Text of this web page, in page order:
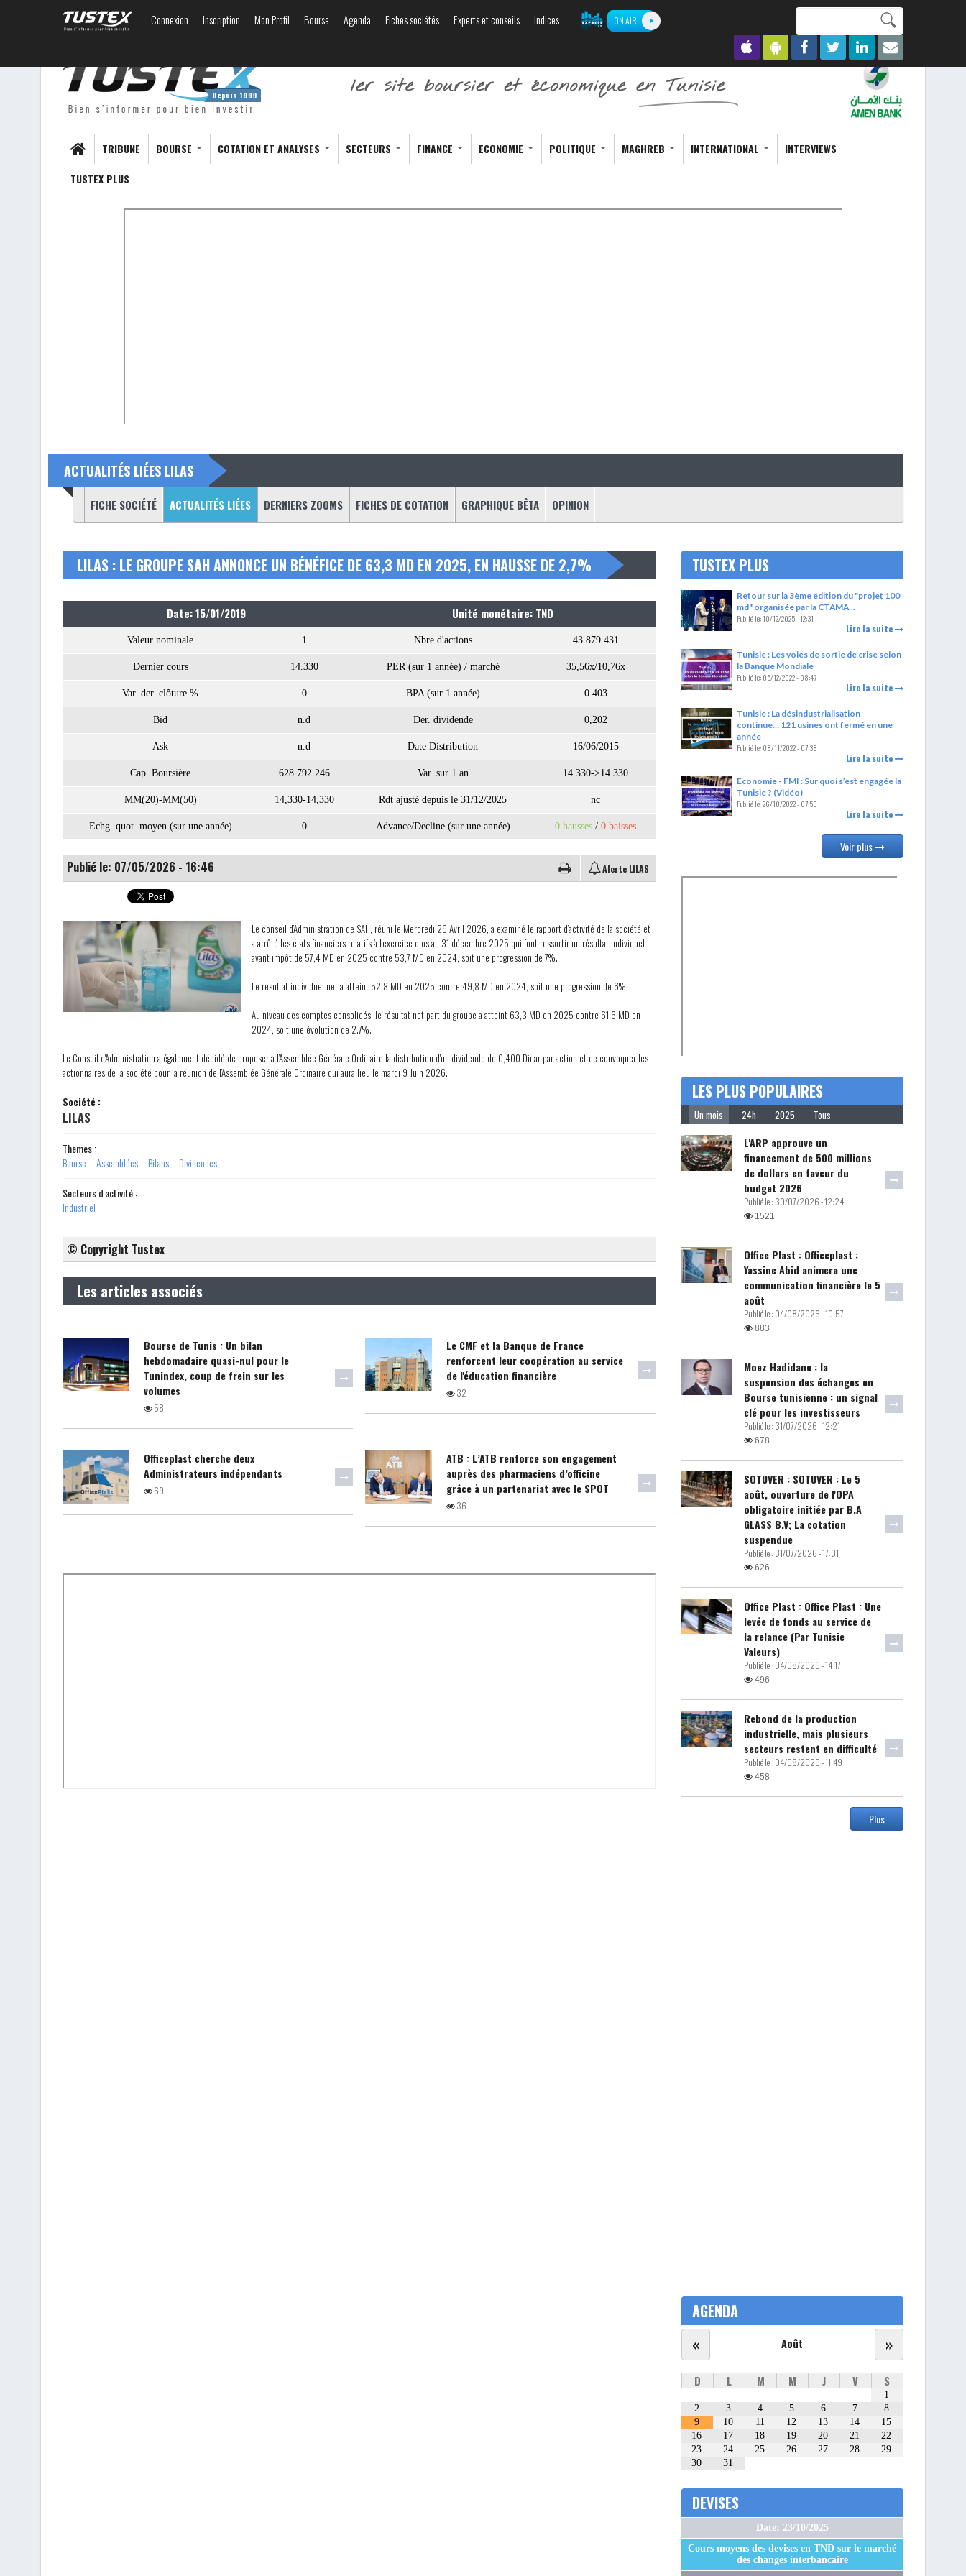
contenu
principal
Connexion Inscription Mon Profil Bourse Agenda Fiches sociétés Experts et conseils Indices ON AIR
recherche
TRIBUNE BOURSE COTATION ET ANALYSES SECTEURS FINANCE ECONOMIE POLITIQUE MAGHREB INTERNATIONAL
INTERVIEWS
TUSTEX PLUS
ACTUALITÉS LIÉES LILAS
FICHE SOCIÉTÉ ACTUALITÉS LIÉES
(ONGLET ACTIF) DERNIERS ZOOMS FICHES DE COTATION GRAPHIQUE BÊTA OPINION
LILAS : LE GROUPE SAH ANNONCE UN BÉNÉFICE DE 63,3 MD EN 2025, EN HAUSSE DE 2,7%
Date: 15/01/2019 Unité monétaire: TND
Valeur nominale 1 Nbre d'actions 43 879 431
Dernier cours 14.330 PER (sur 1 année) / marché 35,56x/10,76x
Var. der. clôture % 0 BPA (sur 1 année) 0.403
Bid n.d Der. dividende 0,202
Ask n.d Date Distribution 16/06/2015
Cap. Boursière 628 792 246 Var. sur 1 an 14.330->14.330
MM(20)-MM(50) 14,330-14,330 Rdt ajusté depuis le 31/12/2025 nc
Echg. quot. moyen (sur une année) 0 Advance/Decline (sur une année) 0 hausses / 0 baisses
Publié le: 07/05/2026 - 16:46 Alerte LILAS
Le conseil d’Administration de SAH, réuni le Mercredi 29 Avril 2026, a examiné le rapport d’activité de la société et
a arrêté les états financiers relatifs à l’exercice clos au 31 décembre 2025 qui font ressortir un résultat individuel
avant impôt de 57,4 MD en 2025 contre 53,7 MD en 2024, soit une progression de 7%.
Le résultat individuel net a atteint 52,8 MD en 2025 contre 49,8 MD en 2024, soit une progression de 6%.
Au niveau des comptes consolidés, le résultat net part du groupe a atteint 63,3 MD en 2025 contre 61,6 MD en
2024, soit une évolution de 2.7%.
Le Conseil d'Administration a également décidé de proposer à l’Assemblée Générale Ordinaire la distribution d'un dividende de 0,400 Dinar par action et de convoquer les
actionnaires de la société pour la réunion de l’Assemblée Générale Ordinaire qui aura lieu le mardi 9 Juin 2026.
Société :
LILAS
Themes :
Bourse
Assemblées Bilans
Dividendes
Secteurs d'activité :
Industriel
© Copyright Tustex
Les articles associés
Bourse de Tunis : Un bilan
hebdomadaire quasi-nul pour le
Tunindex, coup de frein sur les
volumes
58
Le CMF et la Banque de France
renforcent leur coopération au service
de l'éducation financière
32
Officeplast cherche deux
Administrateurs indépendants
69
ATB : L’ATB renforce son engagement
auprès des pharmaciens d’officine
grâce à un partenariat avec le SPOT
36
TUSTEX PLUS
Retour sur la 3ème édition du "projet 100
md" organisée par la CTAMA...
Publié le:10/12/2025 - 12:31
Lire la suite
Tunisie : Les voies de sortie de crise selon
la Banque Mondiale
Publié le:05/12/2022 - 08:47
Lire la suite
Tunisie : La désindustrialisation
continue… 121 usines ont fermé en une
année
Publié le:08/11/2022 - 07:38
Lire la suite
Economie - FMI : Sur quoi s’est engagée la
Tunisie ? (Vidéo)
Publié le:26/10/2022 - 07:50
Lire la suite
Voir plus
LES PLUS POPULAIRES
Un mois 24h 2025 Tous
L'ARP approuve un
financement de 500 millions
de dollars en faveur du
budget 2026
Publié le : 30/07/2026 - 12:24
1521
Office Plast : Officeplast :
Yassine Abid animera une
communication financière le 5
août
Publié le : 04/08/2026 - 10:57
883
Moez Hadidane : la
suspension des échanges en
Bourse tunisienne : un signal
clé pour les investisseurs
Publié le : 31/07/2026 - 12:21
678
SOTUVER : SOTUVER : Le 5
août, ouverture de l'OPA
obligatoire initiée par B.A
GLASS B.V; La cotation
suspendue
Publié le : 31/07/2026 - 17:01
626
Office Plast : Office Plast : Une
levée de fonds au service de
la relance (Par Tunisie
Valeurs)
Publié le : 04/08/2026 - 14:17
496
Rebond de la production
industrielle, mais plusieurs
secteurs restent en difficulté
Publié le : 04/08/2026 - 11:49
458
Plus
AGENDA
Août
« »
D L M M J V S
1
2
3 4 5 6 7
8
9
10 11 12 13 14
15
16
17 18 19 20 21
22
23
24 25 26 27 28
29
30
31
DEVISES
Date: 23/10/2025
Cours moyens des devises en TND sur le marché
des changes interbancaire